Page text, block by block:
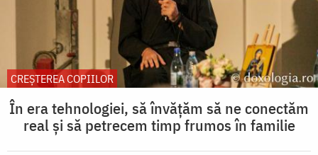
CREŞTEREA COPIILOR
În era tehnologiei, să învățăm să ne conectăm
real și să petrecem timp frumos în familie